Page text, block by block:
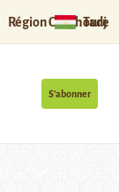
Région Ouïghoure
S’abonner